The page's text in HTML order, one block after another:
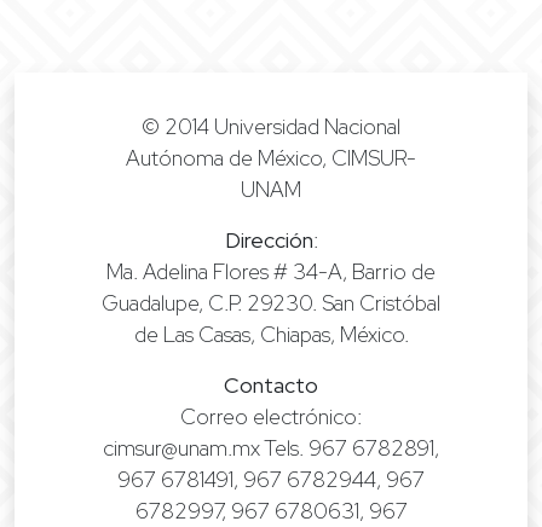
© 2014 Universidad Nacional
Autónoma de México, CIMSUR-
UNAM
Dirección:
Ma. Adelina Flores # 34-A, Barrio de
Guadalupe, C.P. 29230. San Cristóbal
de Las Casas, Chiapas, México.
Contacto
Correo electrónico:
cimsur@unam.mx Tels. 967 6782891,
967 6781491, 967 6782944, 967
6782997, 967 6780631, 967